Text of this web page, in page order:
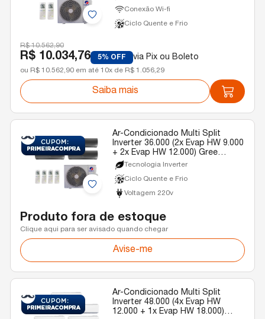
Conexão Wi-fi
Ciclo Quente e Frio
R$ 10.562,90
R$ 10.034,76 5% OFF via Pix ou Boleto
ou R$ 10.562,90 em até 10x de R$ 1.056,29
Saiba mais
Ar-Condicionado Multi Split
Inverter 36.000 (2x Evap HW 9.000
+ 2x Evap HW 12.000) Gree
Diamond Quente/Frio R-32 220v
Tecnologia Inverter
Ciclo Quente e Frio
Voltagem 220v
Produto fora de estoque
Clique aqui para ser avisado quando chegar
Avise-me
Ar-Condicionado Multi Split
Inverter 48.000 (4x Evap HW
12.000 + 1x Evap HW 18.000)